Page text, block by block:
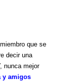
que se
decir una
nunca mejor
y amigos